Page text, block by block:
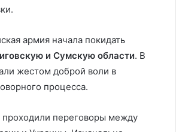
армия начала покидать
и Сумскую области. В
жестом доброй воли в
процесса.
проходили переговоры между